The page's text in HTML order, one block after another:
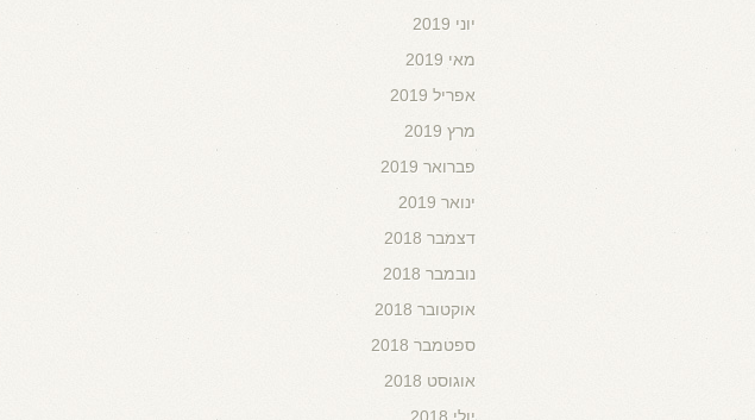
יוני 2019
מאי 2019
אפריל 2019
מרץ 2019
פברואר 2019
ינואר 2019
דצמבר 2018
נובמבר 2018
אוקטובר 2018
ספטמבר 2018
אוגוסט 2018